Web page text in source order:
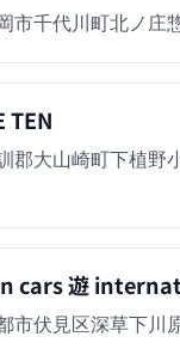
市千代川町北ノ庄
TEN
郡大山崎町下植野
cars 遊
市伏見区深草下川